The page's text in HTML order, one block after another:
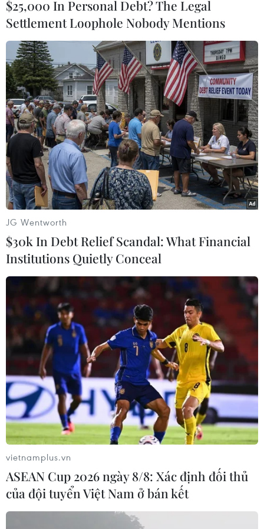
#Điện Kremlin #hệ thống tên lửa #INF
#New START
Mỹ
Nga
Theo dõi VietnamPlus
Các nước phản ứng về việc Mỹ thông báo
rút khỏi Hiệp ước Bầu trời mở
Ngoại trưởng Đức Heiko Maas kêu gọi Washington cân
$25,000 In Personal Debt? The Legal
Settlement Loophole Nobody Mentions
JG Wentworth
$30k In Debt Relief Scandal: What Financial
Institutions Quietly Conceal
vietnamplus.vn
ASEAN Cup 2026 ngày 8/8: Xác định đối thủ
của đội tuyển Việt Nam ở bán kết